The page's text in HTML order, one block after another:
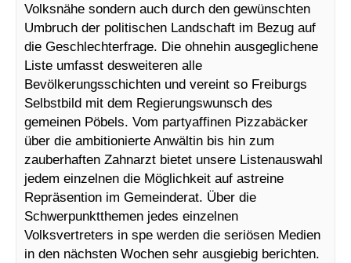
Volksnähe sondern auch durch den gewünschten
Umbruch der politischen Landschaft im Bezug auf
die Geschlechterfrage. Die ohnehin ausgeglichene
Liste umfasst desweiteren alle
Bevölkerungsschichten und vereint so Freiburgs
Selbstbild mit dem Regierungswunsch des
gemeinen Pöbels. Vom partyaffinen Pizzabäcker
über die ambitionierte Anwältin bis hin zum
zauberhaften Zahnarzt bietet unsere Listenauswahl
jedem einzelnen die Möglichkeit auf astreine
Repräsention im Gemeinderat. Über die
Schwerpunktthemen jedes einzelnen
Volksvertreters in spe werden die seriösen Medien
in den nächsten Wochen sehr ausgiebig berichten.